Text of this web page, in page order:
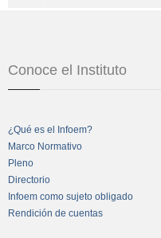
Conoce el Instituto
¿Qué es el Infoem?
Marco Normativo
Pleno
Directorio
Infoem como sujeto obligado
Rendición de cuentas